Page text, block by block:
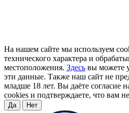
На нашем сайте мы используем
технического характера и
местоположения. Здесь вы можете
эти данные. Также наш сайт не
младше 18 лет. Вы даёте согласие
cookies и подтверждаете, что вам
Да Нет